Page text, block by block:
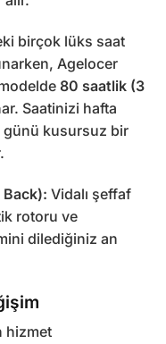
birçok lüks saat
Agelocer
80 saatlik (3
Saatinizi hafta
günü kusursuz bir
Back): Vidalı şeffaf
rotoru ve
dilediğiniz an
hizmet